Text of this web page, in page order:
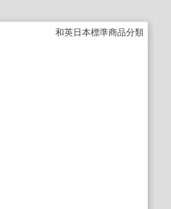
和英日本標準商品分類